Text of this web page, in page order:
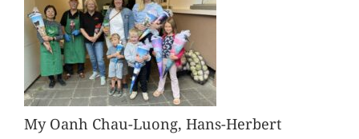
My Oanh Chau-Luong, Hans-Herbert